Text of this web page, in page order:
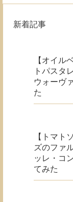
新着記事
【オイル
トパスタ
ウォーヴ
た
【トマト
ズのファ
ッレ・コ
てみた